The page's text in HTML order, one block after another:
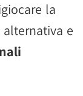
la
alternativa e